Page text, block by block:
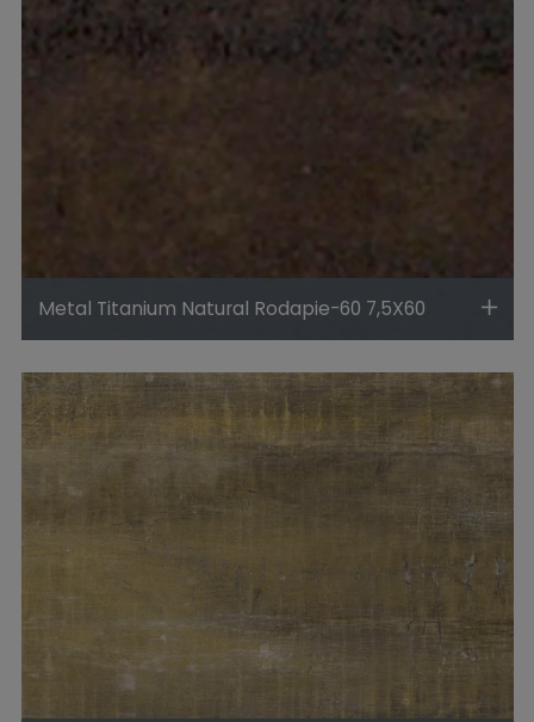
Metal Titanium Natural Rodapie-60 7,5X60